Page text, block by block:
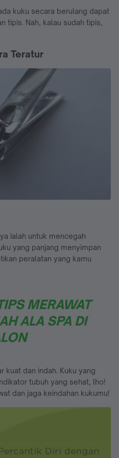
kuku secara berulang dapat
tipis. Nah, kalau sudah tipis,
Teratur
ialah untuk mencegah
yang panjang menyimpan
peralatan yang kamu
MERAWAT
ALA SPA DI
kuat dan indah. Kuku yang
tubuh yang sehat, lho!
dan jaga keindahan kukumu!